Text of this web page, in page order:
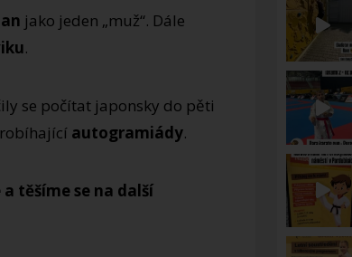
jako jeden „muž“. Dále
.
se počítat japonsky do pěti
autogramiády.
těšíme se na další